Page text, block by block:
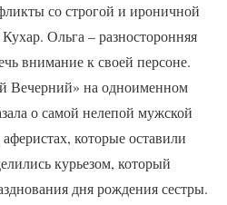
со строгой и ироничной
Ольга – разносторонняя
внимание к своей персоне.
Вечерний» на одноименном
о самой нелепой мужской
которые оставили
курьезом, который
дня рождения сестры.